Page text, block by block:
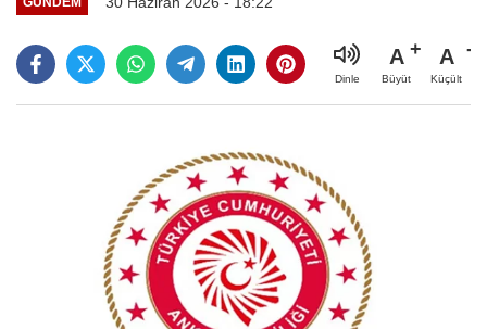
Dinle
A
Büyüt
A
Küçült